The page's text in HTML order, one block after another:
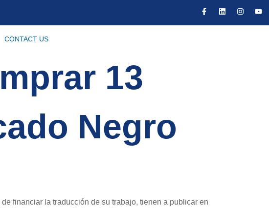
CONTACT US
13
Negro
financiar la traducción de su trabajo, tienen a publicar en